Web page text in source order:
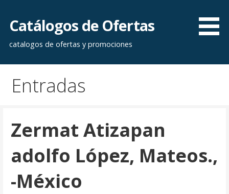
contenido
Catálogos de Ofertas
catalogos de ofertas y promociones
Entradas
Zermat Atizapan
adolfo López, Mateos.,
-México